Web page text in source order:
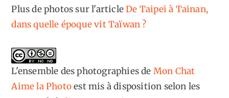
Plus de photos sur l'articleDe Taipei à Tainan,
dans quelle époque vit Taïwan ?
L'ensemble des photographiesde Mon Chat
Aime la Photoest mis à disposition selon les